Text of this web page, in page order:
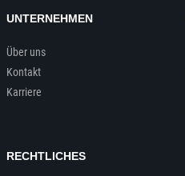
UNTERNEHMEN
Über uns
Kontakt
Karriere
RECHTLICHES